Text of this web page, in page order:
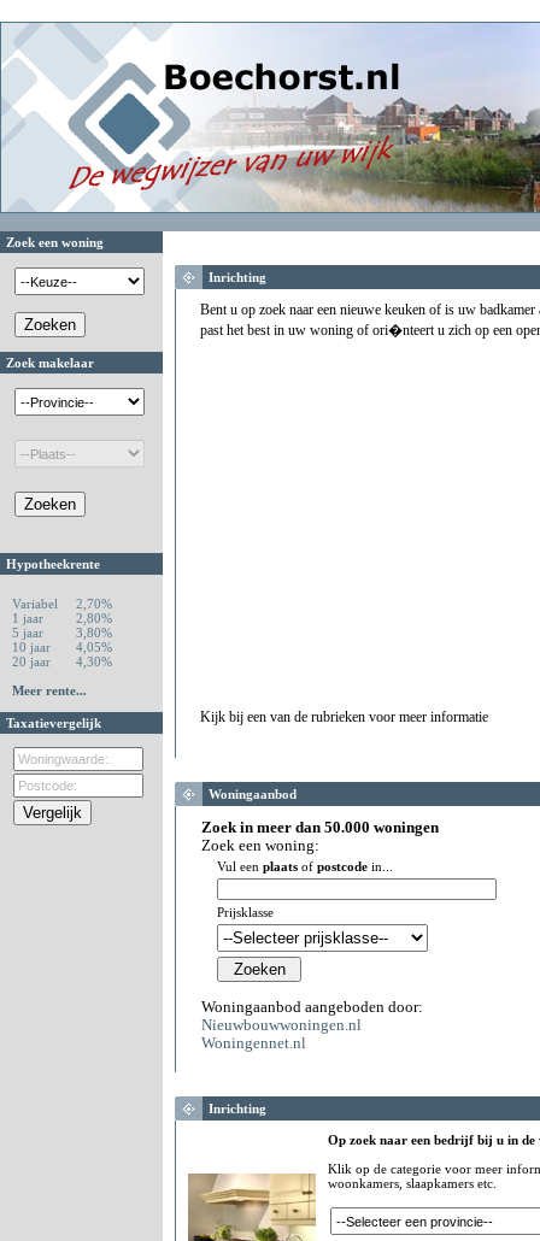
Zoek een woning
Zoek makelaar
Hypotheekrente
Variabel
2,70%
1 jaar
2,80%
5 jaar
3,80%
10 jaar
4,05%
20 jaar
4,30%
Meer rente...
Taxatievergelijk
Inrichting
Bent u op zoek naar een nieuwe keuken of is uw
past het best in uw woning of ori�nteert u zich op een
Kijk bij een van de rubrieken voor meer informatie
Woningaanbod
Zoek in meer dan 50.000 woningen
Zoek een woning:
Vul een plaats of postcode in...
Prijsklasse
Woningaanbod aangeboden door:
Nieuwbouwwoningen.nl
Woningennet.nl
Inrichting
Op zoek naar een bedrijf bij u in
Klik op de categorie voor meer
woonkamers, slaapkamers etc.